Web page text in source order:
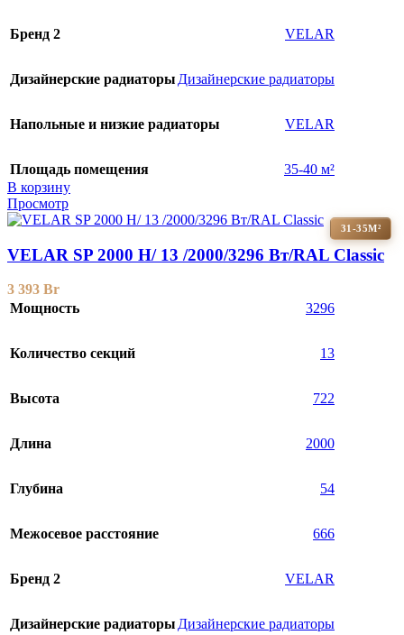
Бренд 2 VELAR
Дизайнерские радиаторы Дизайнерские радиаторы
Напольные и низкие радиаторы VELAR
Площадь помещения
35-40 м²
В корзину
Просмотр
31-35М²
VELAR SP 2000 H/ 13 /2000/3296 Вт/RAL Classic
3 393 Br
Мощность
3296
Количество секций 13
Высота 722
Длина 2000
Глубина 54
Межосевое расстояние 666
Бренд 2 VELAR
Дизайнерские радиаторы Дизайнерские радиаторы